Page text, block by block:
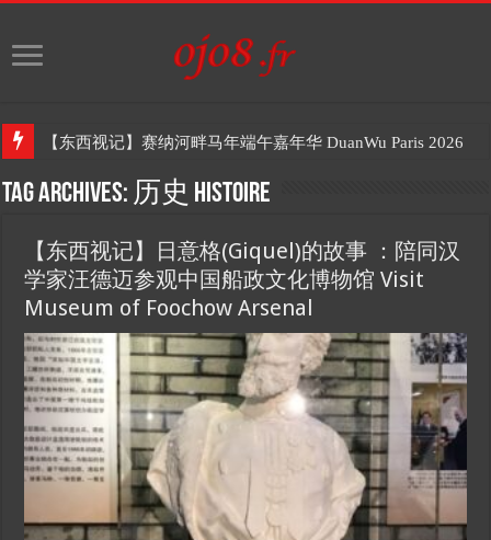
【东西视记】赛纳河畔马年端午嘉年华 DuanWu Paris 2026
Tag Archives: 历史 Histoire
【东西视记】日意格(Giquel)的故事 ：陪同汉
学家汪德迈参观中国船政文化博物馆 Visit
Museum of Foochow Arsenal